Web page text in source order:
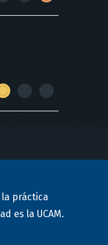
práctica
es la UCAM.